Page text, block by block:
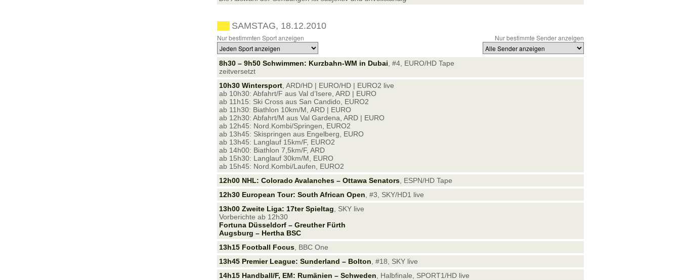
SAMSTAG, 18.12.2010
Nur bestimmten Sport anzeigen Nur bestimmte Sender anzeigen
8h30 – 9h50 Schwimmen: Kurzbahn-WM in Dubai , #4, EURO/HD Tape
zeitversetzt
10h30 Wintersport , ARD/HD | EURO/HD | EURO2 live
ab 10h30: Abfahrt/F aus Val d’Isere, ARD | EURO
ab 11h15: Ski Cross aus San Candido, EURO2
ab 11h30: Biathlon 10km/M, ARD | EURO
ab 12h30: Abfahrt/M aus Val Gardena, ARD | EURO
ab 12h45: Nord.Kombi/Springen, EURO2
ab 13h45: Skispringen aus Engelberg, EURO
ab 13h45: Langlauf 15km/F, EURO2
ab 14h00: Biathlon 7,5km/F, ARD
ab 15h30: Langlauf 30km/M, EURO
ab 15h45: Nord.Kombi/Laufen, EURO2
12h00 NHL: Colorado Avalanches – Ottawa Senators , ESPN/HD Tape
12h30 European Tour: South African Open , #3, SKY/HD1 live
13h00 Zweite Liga: 17ter Spieltag , SKY live
Vorberichte ab 12h30
Fortuna Düsseldorf – Greuther Fürth
Augsburg – Hertha BSC
13h15 Football Focus , BBC One
13h45 Premier League: Sunderland – Bolton , #18, SKY live
14h15 Handball/F, EM: Rumänien – Schweden , Halbfinale, SPORT1/HD live